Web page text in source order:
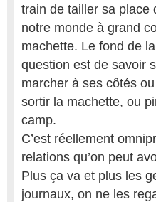
train de tailler sa place
notre monde à grand
machette. Le fond de la
question est de savoir
marcher à ses côtés
sortir la machette, ou
camp.
C’est réellement
relations qu’on peut
Plus ça va et plus les
journaux, on ne les